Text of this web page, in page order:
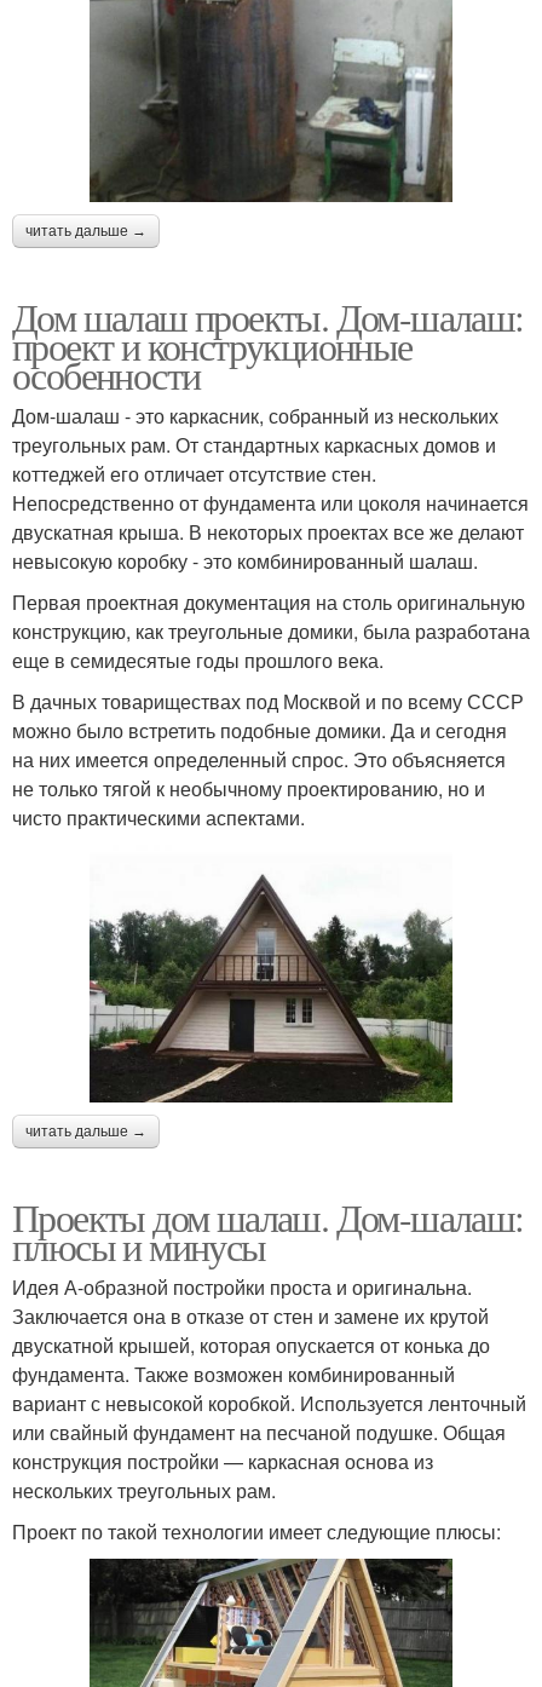
читать дальше →
Дом шалаш проекты. Дом-шалаш:
проект и конструкционные
особенности
Дом-шалаш - это каркасник, собранный из нескольких
треугольных рам. От стандартных каркасных домов и
коттеджей его отличает отсутствие стен.
Непосредственно от фундамента или цоколя начинается
двускатная крыша. В некоторых проектах все же делают
невысокую коробку - это комбинированный шалаш.
Первая проектная документация на столь оригинальную
конструкцию, как треугольные домики, была разработана
еще в семидесятые годы прошлого века.
В дачных товариществах под Москвой и по всему СССР
можно было встретить подобные домики. Да и сегодня
на них имеется определенный спрос. Это объясняется
не только тягой к необычному проектированию, но и
чисто практическими аспектами.
читать дальше →
Проекты дом шалаш. Дом-шалаш:
плюсы и минусы
Идея А-образной постройки проста и оригинальна.
Заключается она в отказе от стен и замене их крутой
двускатной крышей, которая опускается от конька до
фундамента. Также возможен комбинированный
вариант с невысокой коробкой. Используется ленточный
или свайный фундамент на песчаной подушке. Общая
конструкция постройки — каркасная основа из
нескольких треугольных рам.
Проект по такой технологии имеет следующие плюсы: